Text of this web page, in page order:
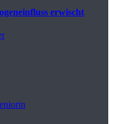
erwischt